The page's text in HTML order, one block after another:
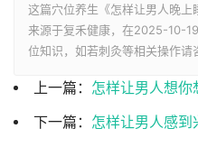
这篇穴位养生《怎样让男人晚上
来源于复禾健康，在2025-10-
位知识，如若刺灸等相关操作请
上一篇： 怎样让男人想你
下一篇： 怎样让男人感到